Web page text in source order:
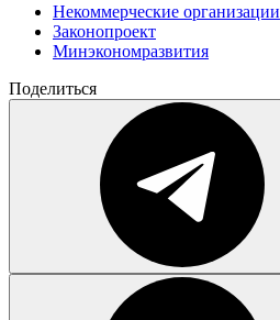
Некоммерческие организации
Законопроект
Минэкономразвития
Поделиться